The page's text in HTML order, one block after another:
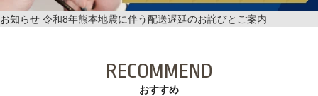
お知らせ 令和8年熊本地震に伴う配送遅延のお詫びとご案内
RECOMMEND
おすすめ